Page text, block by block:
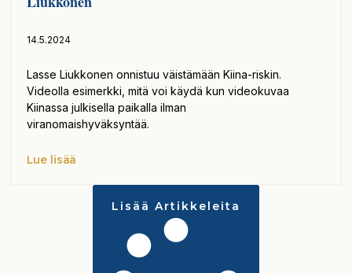
14.5.2024
Lasse Liukkonen onnistuu väistämään Kiina-riskin.
Videolla esimerkki, mitä voi käydä kun videokuvaa
Kiinassa julkisella paikalla ilman
viranomaishyväksyntää.
Lue lisää
Lisää Artikkeleita